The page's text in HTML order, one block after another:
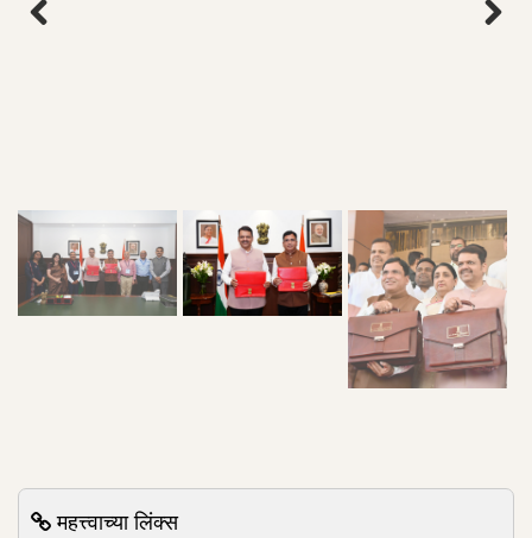
महत्त्वाच्या लिंक्स